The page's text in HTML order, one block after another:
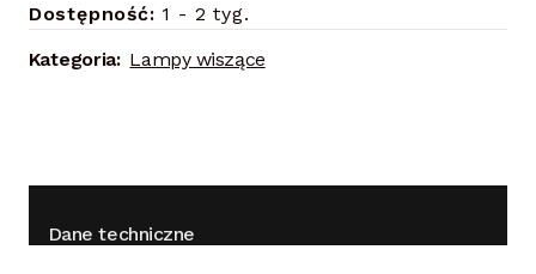
Dostępność: 1 - 2 tyg.
Kategoria: Lampy wiszące
Dane techniczne